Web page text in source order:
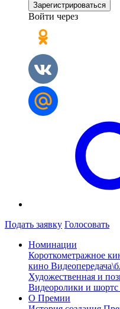
Зарегистрироваться
Войти через
Подать заявку Голосовать
Номинации
Короткометражное
кино
Художественная и
Видеоролики и шортс
О Премии